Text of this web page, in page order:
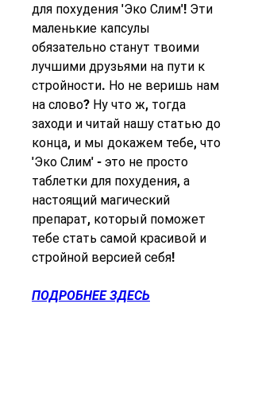
для похудения 'Эко Слим'! Эти
маленькие капсулы
обязательно станут твоими
лучшими друзьями на пути к
стройности. Но не веришь нам
на слово? Ну что ж, тогда
заходи и читай нашу статью до
конца, и мы докажем тебе, что
'Эко Слим' - это не просто
таблетки для похудения, а
настоящий магический
препарат, который поможет
тебе стать самой красивой и
стройной версией себя!
ПОДРОБНЕЕ ЗДЕСЬ